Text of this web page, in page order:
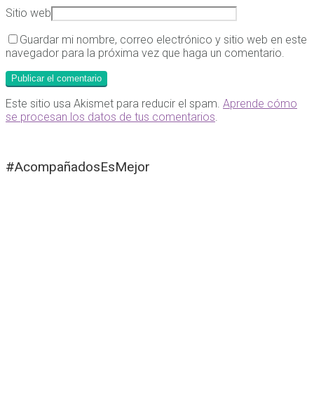
Sitio web
Guardar mi nombre, correo electrónico y sitio web en este
navegador para la próxima vez que haga un comentario.
Este sitio usa Akismet para reducir el spam. Aprende cómo
se procesan los datos de tus comentarios
#AcompañadosEsMejor